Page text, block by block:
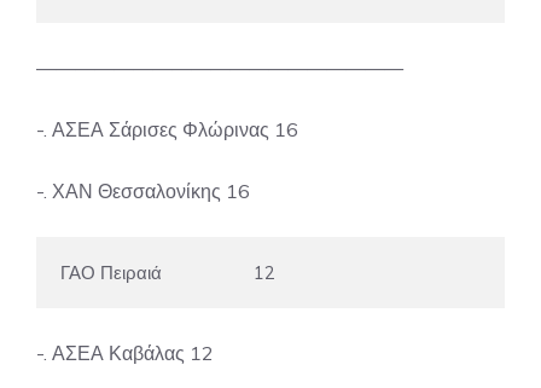
———————————————————
-. ΑΣΕΑ Σάρισες Φλώρινας 16
-. ΧΑΝ Θεσσαλονίκης 16
ΓΑΟ Πειραιά                   12
-. ΑΣΕΑ Καβάλας 12